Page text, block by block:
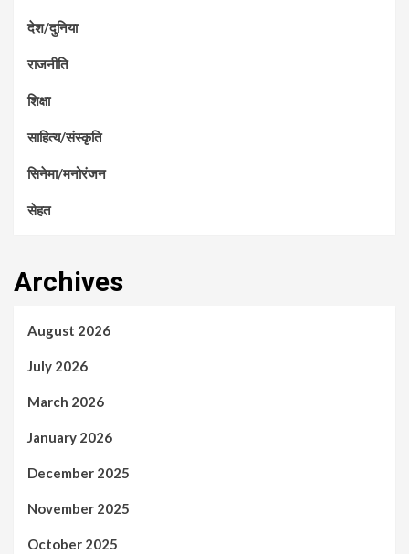
देश/दुनिया
राजनीति
शिक्षा
साहित्य/संस्कृति
सिनेमा/मनोरंजन
सेहत
Archives
August 2026
July 2026
March 2026
January 2026
December 2025
November 2025
October 2025